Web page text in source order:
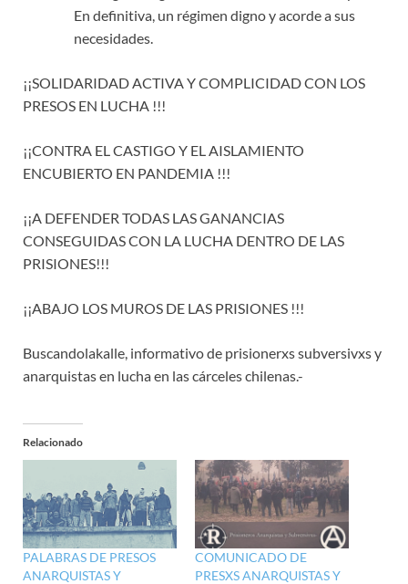
En definitiva, un régimen digno y acorde a sus
necesidades.
¡¡SOLIDARIDAD ACTIVA Y COMPLICIDAD CON LOS
PRESOS EN LUCHA !!!
¡¡CONTRA EL CASTIGO Y EL AISLAMIENTO
ENCUBIERTO EN PANDEMIA !!!
¡¡A DEFENDER TODAS LAS GANANCIAS
CONSEGUIDAS CON LA LUCHA DENTRO DE LAS
PRISIONES!!!
¡¡ABAJO LOS MUROS DE LAS PRISIONES !!!
Buscandolakalle, informativo de prisionerxs subversivxs y
anarquistas en lucha en las cárceles chilenas.-
Relacionado
PALABRAS DE PRESOS
ANARQUISTAS Y
COMUNICADO DE
PRESXS ANARQUISTAS Y